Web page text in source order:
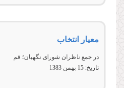
معیار انتخاب
در جمع ناظران شورای نگهبان؛ قم
تاریخ: 15 بهمن 1383